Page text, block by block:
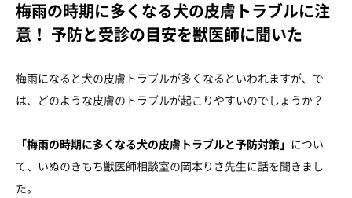
梅雨の時期に多くなる犬の皮膚トラブルに注
意！ 予防と受診の目安を獣医師に聞いた
梅雨になると犬の皮膚トラブルが多くなるといわれますが、で
は、どのような皮膚のトラブルが起こりやすいのでしょうか？
「梅雨の時期に多くなる犬の皮膚トラブルと予防対策」 につい
て、いぬのきもち獣医師相談室の岡本りさ先生に話を聞きまし
た。